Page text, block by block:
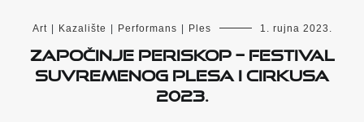
Art | Kazalište | Performans | Ples 1. rujna 2023.
Započinje PERISKOP – Festival
suvremenog plesa i cirkusa
2023.